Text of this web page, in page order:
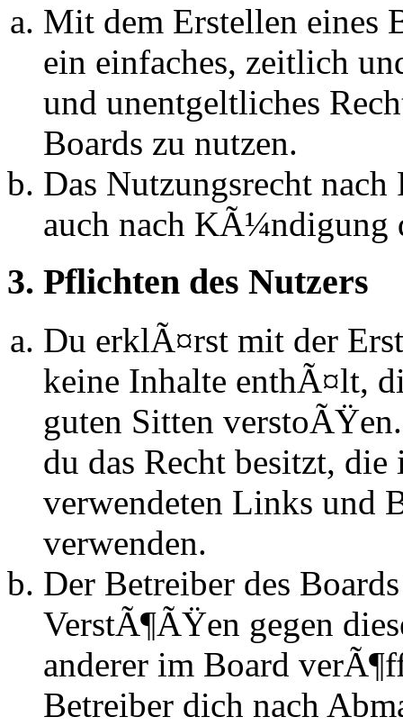
Mit dem Erstellen eines
ein einfaches, zeitlich
und unentgeltliches
Boards zu nutzen.
Das Nutzungsrecht
auch nach KÃ¼ndigung
3. Pflichten des Nutzers
Du erklÃ¤rst mit der
keine Inhalte enthÃ¤lt,
guten Sitten
du das Recht besitzt,
verwendeten Links und
verwenden.
Der Betreiber des
VerstÃ¶ÃŸen gegen
anderer im Board
Betreiber dich nach